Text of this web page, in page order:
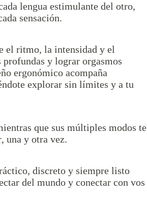
lengua estimulante del otro,
sensación.
el ritmo, la intensidad y el
profundas y lograr orgasmos
ergonómico acompaña
explorar sin límites y a tu
que sus múltiples modos te
una y otra vez.
discreto y siempre listo
del mundo y conectar con vos